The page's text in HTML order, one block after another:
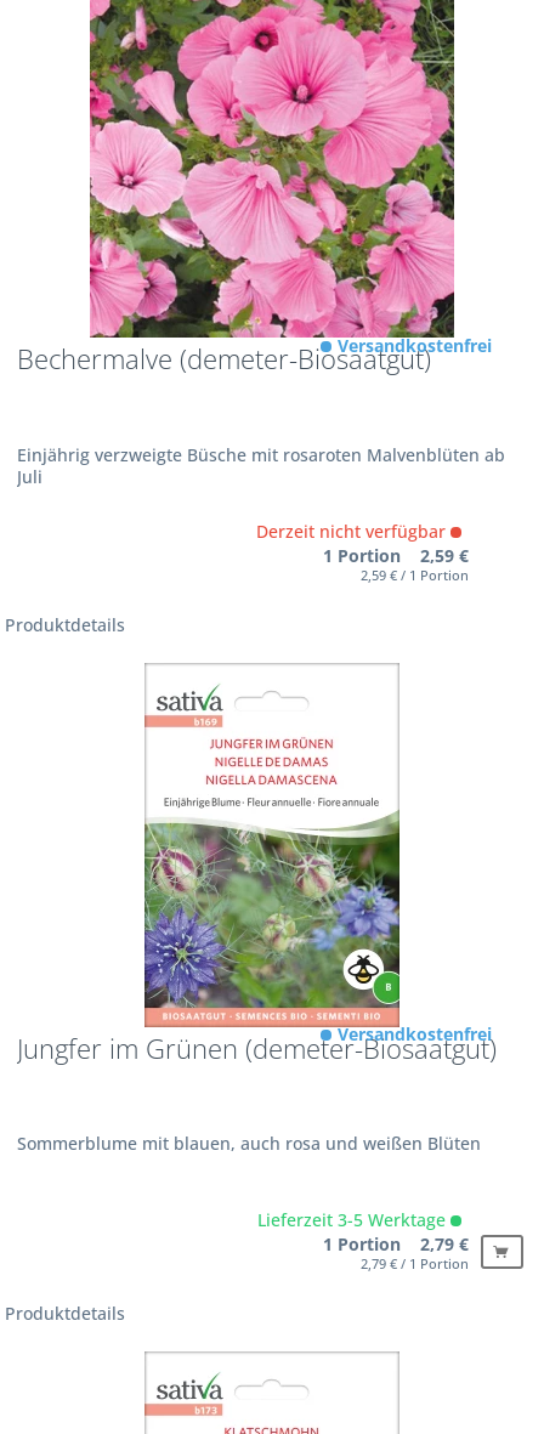
Bechermalve (demeter-Biosaatgut)
Einjährig verzweigte Büsche mit rosaroten Malvenblüten ab
Juli
Versandkostenfrei
Derzeit nicht verfügbar
1 Portion 2,59 €
2,59 € / 1 Portion
Produktdetails
Jungfer im Grünen (demeter-Biosaatgut)
Sommerblume mit blauen, auch rosa und weißen Blüten
Versandkostenfrei
Lieferzeit 3-5 Werktage
1 Portion 2,79 €
2,79 € / 1 Portion
Produktdetails